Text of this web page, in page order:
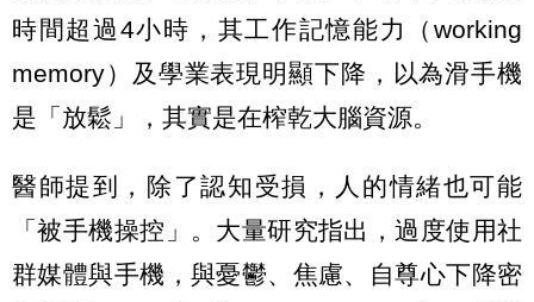
時間超過4小時，其工作記憶能力（working
memory）及學業表現明顯下降，以為滑手機
是「放鬆」，其實是在榨乾大腦資源。
醫師提到，除了認知受損，人的情緒也可能
「被手機操控」。大量研究指出，過度使用社
群媒體與手機，與憂鬱、焦慮、自尊心下降密